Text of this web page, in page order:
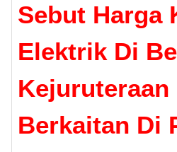
Sebut Harga
Elektrik Di
Kejuruteraan
Berkaitan Di